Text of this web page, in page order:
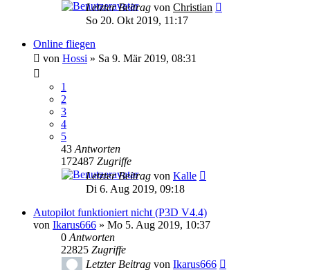
Letzter Beitrag von Christian
So 20. Okt 2019, 11:17
Online fliegen
von Hossi » Sa 9. Mär 2019, 08:31
1
2
3
4
5
43 Antworten
172487 Zugriffe
Letzter Beitrag von Kalle
Di 6. Aug 2019, 09:18
Autopilot funktioniert nicht (P3D V4.4)
von Ikarus666 » Mo 5. Aug 2019, 10:37
0 Antworten
22825 Zugriffe
Letzter Beitrag von Ikarus666